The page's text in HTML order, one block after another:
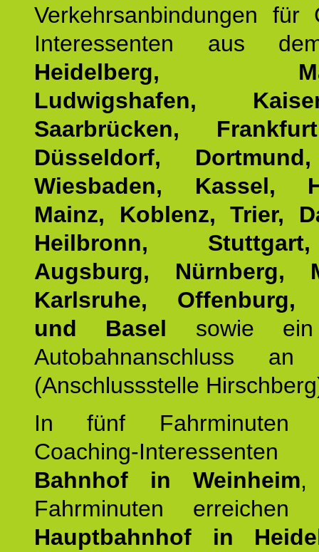
Verkehrsanbindungen für
Interessenten aus
Heidelberg,
Ludwigshafen,
Saarbrücken,
Düsseldorf,
Wiesbaden, Kassel,
Mainz, Koblenz, Trier,
Heilbronn,
Augsburg, Nürnberg,
Karlsruhe, Offenburg,
und Basel sowie ein
Autobahnanschluss
(Anschlussstelle
In fünf Fahrminuten
Coaching-
Bahnhof in Weinheim,
Fahrminuten
Hauptbahnhof in